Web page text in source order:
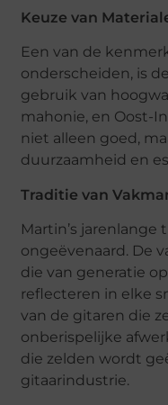
Keuze van
Een van de
onderscheiden, is
gebruik van
mahonie, en Oost-
niet alleen goed,
duurzaamheid en
Traditie van
Martin’s jarenlange
ongeëvenaard. De
die van generatie
reflecteren in elke
van de gitaren die
onberispelijke
die zelden wordt
gitaarindustrie.